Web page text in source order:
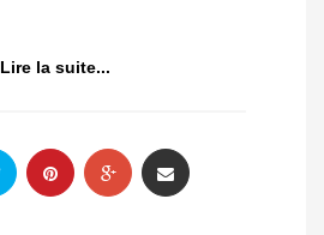
Lire la suite...